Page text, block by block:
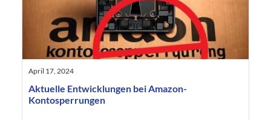
April 17, 2024
Aktuelle Entwicklungen bei Amazon-
Kontosperrungen